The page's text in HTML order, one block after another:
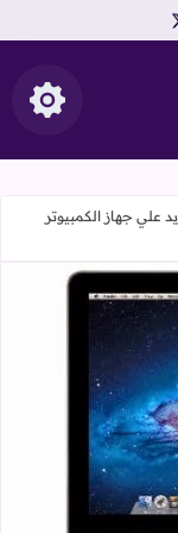
x
إظهار
علي جهاز الكمبيوتر
أندرويد علي جهاز